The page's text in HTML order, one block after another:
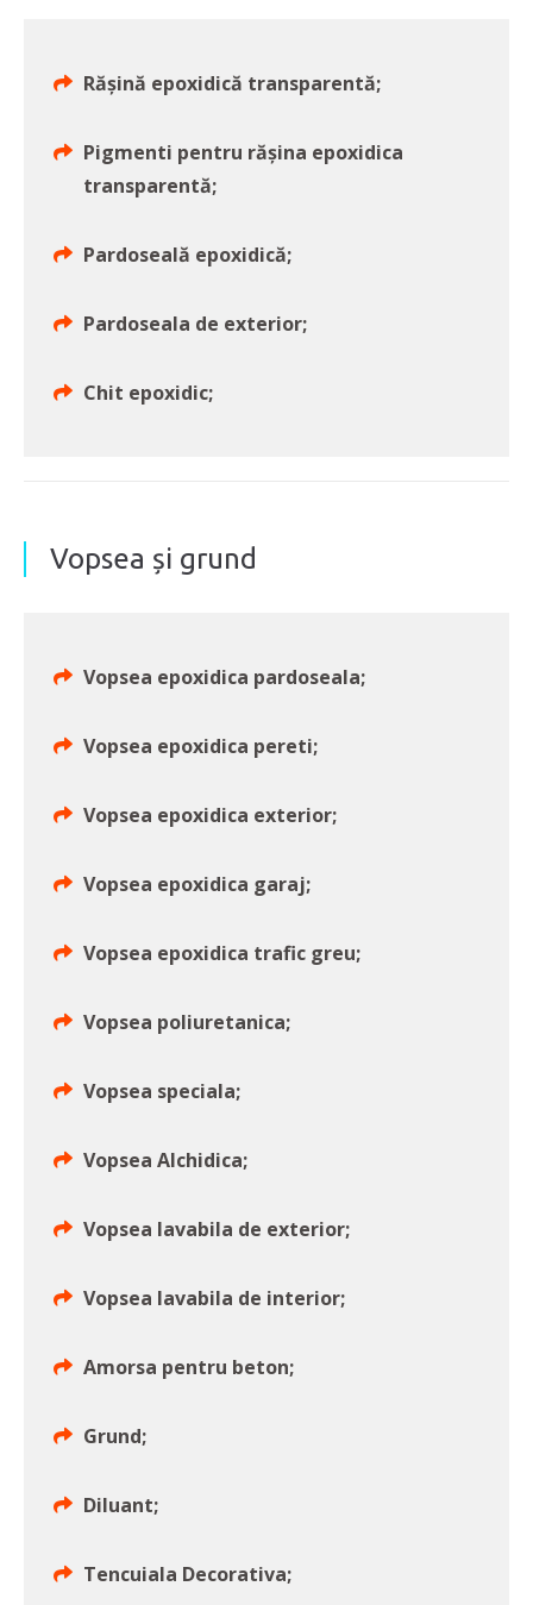
Rășină epoxidică transparentă;
Pigmenti pentru rășina epoxidica
transparentă;
Pardoseală epoxidică;
Pardoseala de exterior;
Chit epoxidic;
Vopsea și grund
Vopsea epoxidica pardoseala;
Vopsea epoxidica pereti;
Vopsea epoxidica exterior;
Vopsea epoxidica garaj;
Vopsea epoxidica trafic greu;
Vopsea poliuretanica;
Vopsea speciala;
Vopsea Alchidica;
Vopsea lavabila de exterior;
Vopsea lavabila de interior;
Amorsa pentru beton;
Grund;
Diluant;
Tencuiala Decorativa;